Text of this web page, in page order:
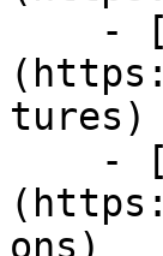
tures)
ons)